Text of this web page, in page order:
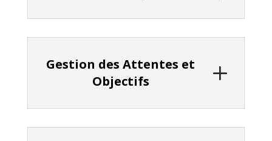
Gestion des Attentes et
Objectifs